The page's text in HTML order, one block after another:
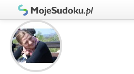
Graj w Sudoku!
Zasady Sudoku
Rankingi